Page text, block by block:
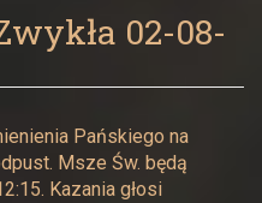
02-08-
Pańskiego na
Msze Św. będą
Kazania głosi